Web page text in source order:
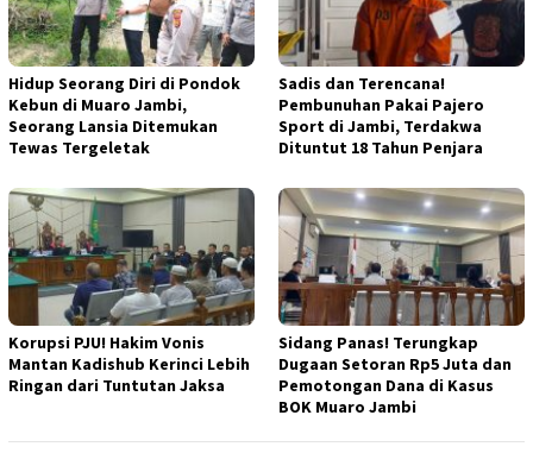
Hidup Seorang Diri di Pondok
Kebun di Muaro Jambi,
Seorang Lansia Ditemukan
Tewas Tergeletak
Sadis dan Terencana!
Pembunuhan Pakai Pajero
Sport di Jambi, Terdakwa
Dituntut 18 Tahun Penjara
Korupsi PJU! Hakim Vonis
Mantan Kadishub Kerinci Lebih
Ringan dari Tuntutan Jaksa
Sidang Panas! Terungkap
Dugaan Setoran Rp5 Juta dan
Pemotongan Dana di Kasus
BOK Muaro Jambi